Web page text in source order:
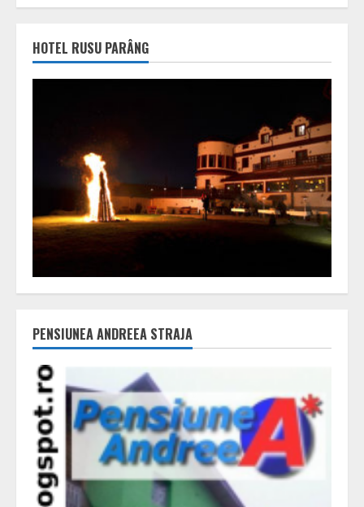
HOTEL RUSU PARÂNG
PENSIUNEA ANDREEA STRAJA